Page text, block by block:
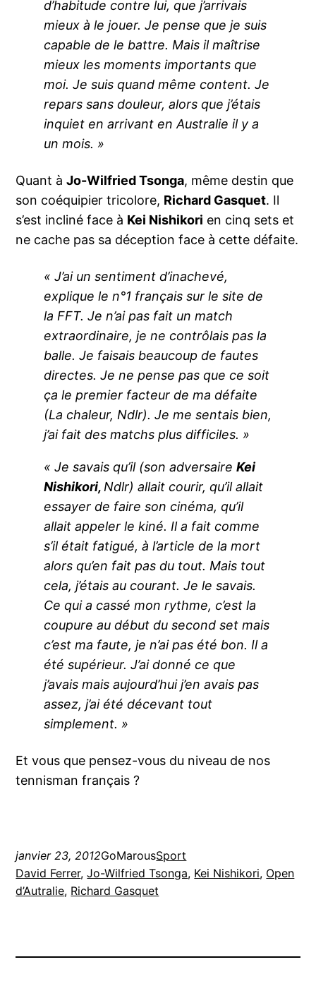
d’habitude contre lui, que j’arrivais
mieux à le jouer. Je pense que je suis
capable de le battre. Mais il maîtrise
mieux les moments importants que
moi. Je suis quand même content. Je
repars sans douleur, alors que j’étais
inquiet en arrivant en Australie il y a
un mois. »
Quant àJo-Wilfried Tsonga, même destin que
son coéquipier tricolore, Richard Gasquet. Il
s’est incliné face à Kei Nishikori en cinq sets et
ne cache pas sa déception face à cette défaite.
« J’ai un sentiment d’inachevé,
explique le n°1 français sur le site de
la FFT. Je n’ai pas fait un match
extraordinaire, je ne contrôlais pas la
balle. Je faisais beaucoup de fautes
directes. Je ne pense pas que ce soit
ça le premier facteur de ma défaite
(La chaleur, Ndlr). Je me sentais bien,
j’ai fait des matchs plus difficiles. »
« Je savais qu’il (son adversaireKei
Nishikori,Ndlr) allait courir, qu’il allait
essayer de faire son cinéma, qu’il
allait appeler le kiné. Il a fait comme
s’il était fatigué, à l’article de la mort
alors qu’en fait pas du tout. Mais tout
cela, j’étais au courant. Je le savais.
Ce qui a cassé mon rythme, c’est la
coupure au début du second set mais
c’est ma faute, je n’ai pas été bon. Il a
été supérieur. J’ai donné ce que
j’avais mais aujourd’hui j’en avais pas
assez, j’ai été décevant tout
simplement. »
Et vous que pensez-vous du niveau de nos
tennisman français ?
janvier 23, 2012GoMarousSport
David Ferrer, Jo-Wilfried Tsonga, Kei Nishikori, Open
d’Autralie, Richard Gasquet